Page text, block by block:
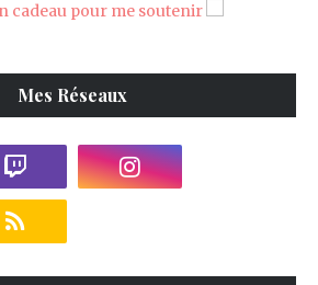
cadeau pour me soutenir
Mes Réseaux